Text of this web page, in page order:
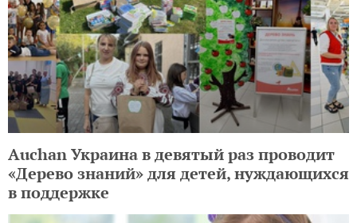
Auchan Украина в девятый раз проводит
«Дерево знаний» для детей, нуждающихся
в поддержке